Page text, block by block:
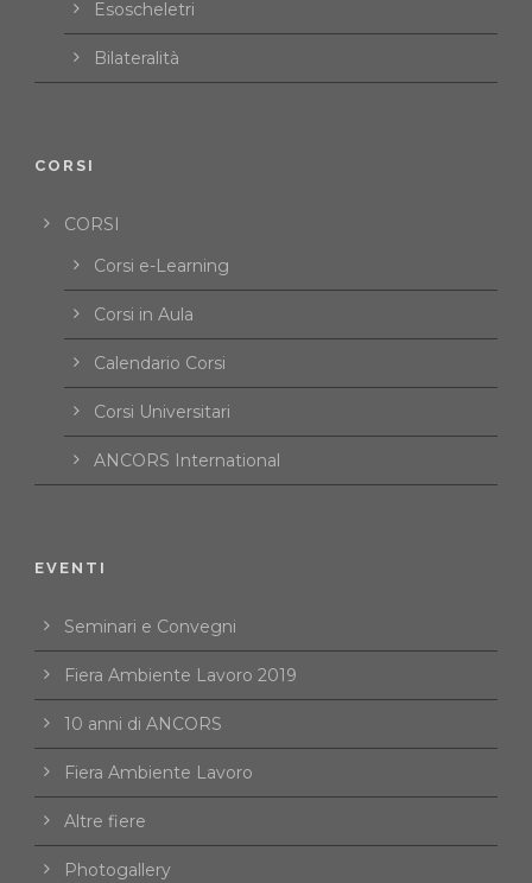
Esoscheletri
Bilateralità
CORSI
CORSI
Corsi e-Learning
Corsi in Aula
Calendario Corsi
Corsi Universitari
ANCORS International
EVENTI
Seminari e Convegni
Fiera Ambiente Lavoro 2019
10 anni di ANCORS
Fiera Ambiente Lavoro
Altre fiere
Photogallery